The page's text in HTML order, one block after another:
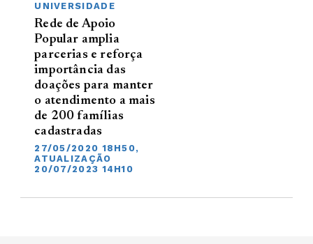
UNIVERSIDADE
Rede de Apoio
Popular amplia
parcerias e reforça
importância das
doações para manter
o atendimento a mais
de 200 famílias
cadastradas
27/05/2020 18H50,
ATUALIZAÇÃO
20/07/2023 14H10